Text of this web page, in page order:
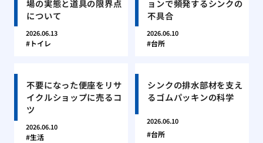
場の実態と道具の限界点
について
2026.06.13
トイレ
ョンで頻発するシンクの
不具合
2026.06.10
台所
不要になった便座をリサ
イクルショップに売るコ
ツ
2026.06.10
生活
シンクの排水部材を支え
るゴムパッキンの科学
2026.06.10
台所